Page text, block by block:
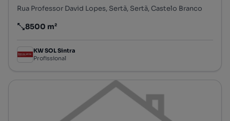
Rua Professor David Lopes, Sertã, Sertã, Castelo Branco
Preço por metro quadrado
8500 m²
KW SOL Sintra
Profissional